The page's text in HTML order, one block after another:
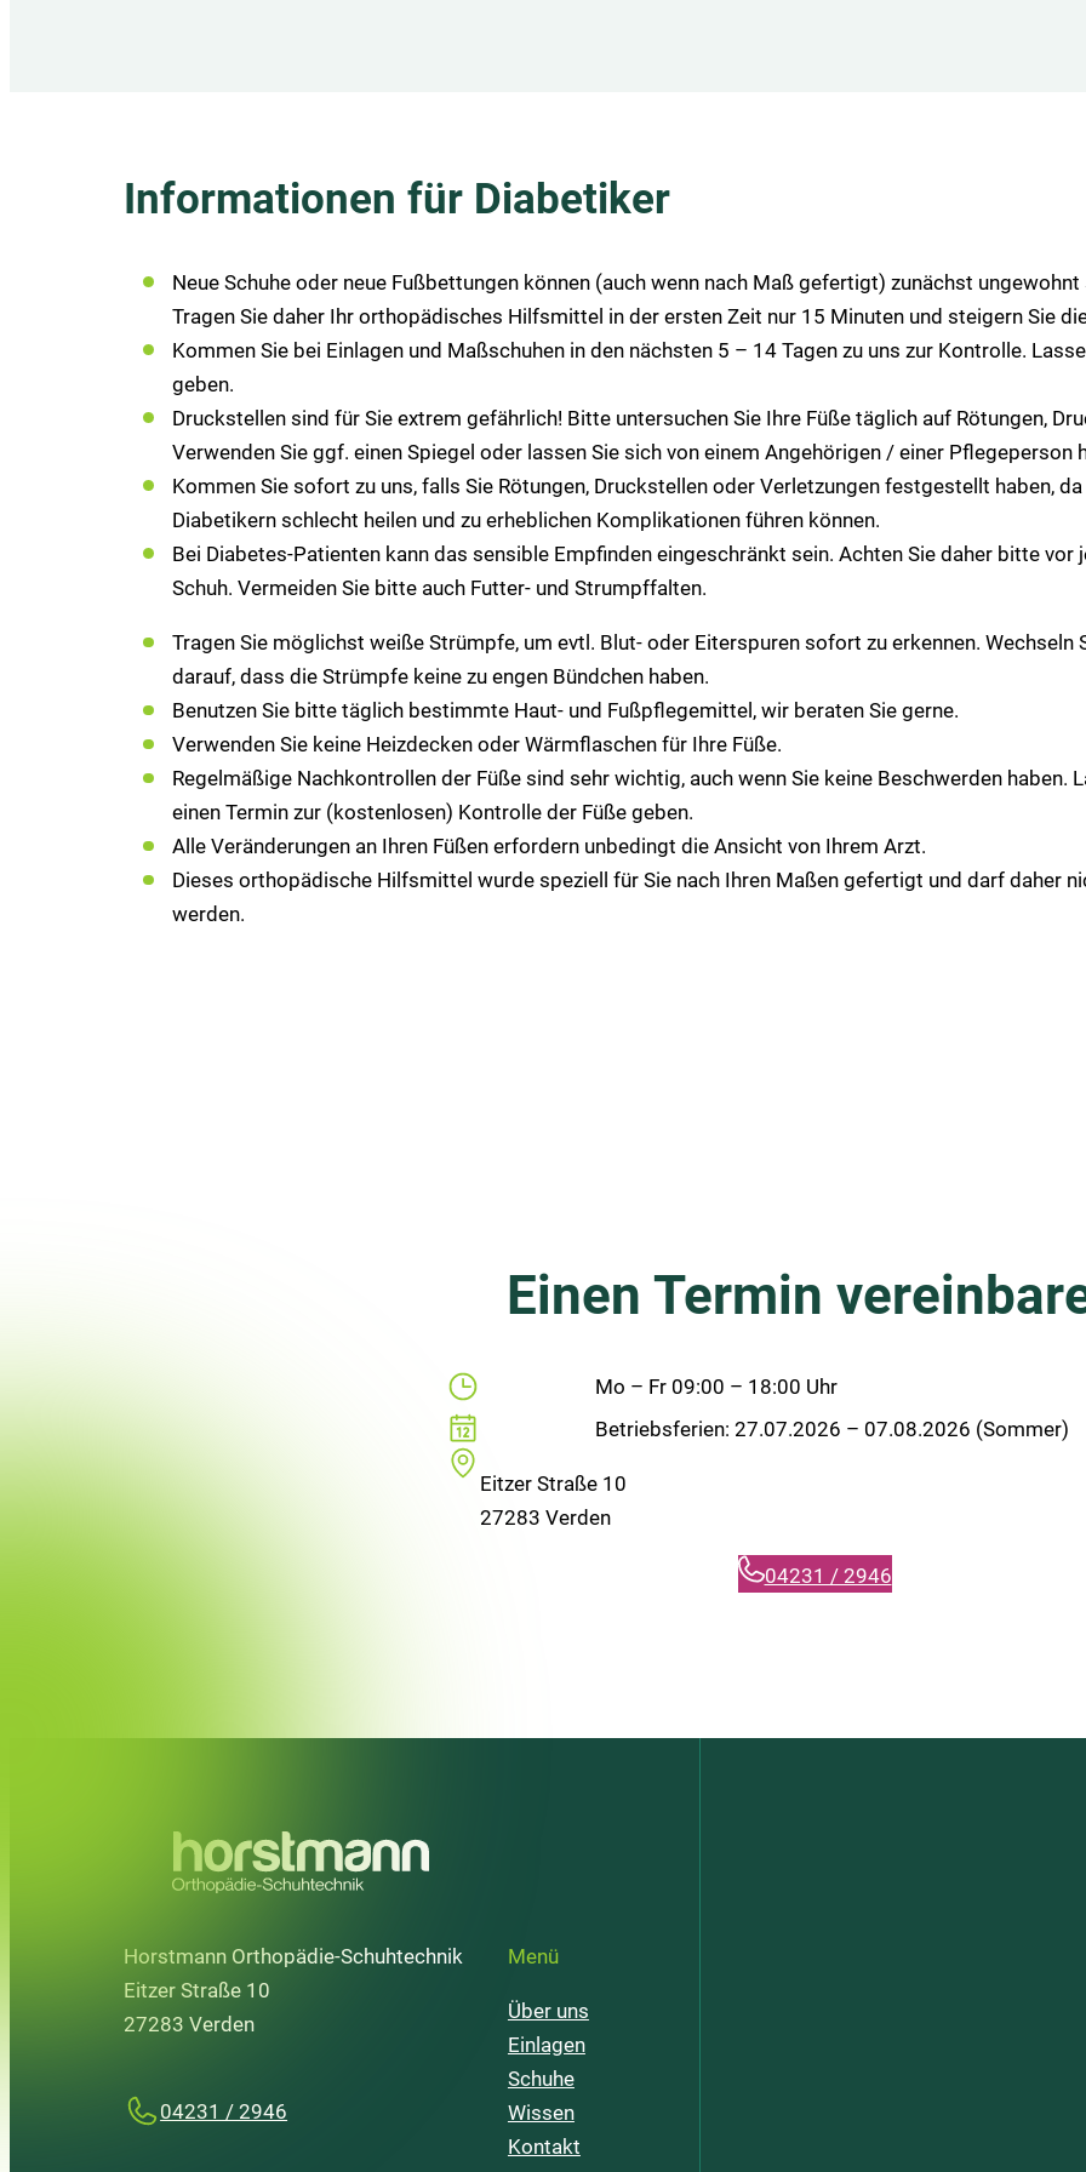
Informationen für Diabetiker
Neue Schuhe oder neue Fußbettungen können (auch wenn nach Maß gefertigt) zunächst
Tragen Sie daher Ihr orthopädisches Hilfsmittel in der ersten Zeit nur 15 Minuten und steigern Sie
Kommen Sie bei Einlagen und Maßschuhen in den nächsten 5 – 14 Tagen zu uns zur Kontrolle.
geben.
Druckstellen sind für Sie extrem gefährlich! Bitte untersuchen Sie Ihre Füße täglich auf Rötungen,
Verwenden Sie ggf. einen Spiegel oder lassen Sie sich von einem Angehörigen / einer Pflegeperson
Kommen Sie sofort zu uns, falls Sie Rötungen, Druckstellen oder Verletzungen festgestellt haben,
Diabetikern schlecht heilen und zu erheblichen Komplikationen führen können.
Bei Diabetes-Patienten kann das sensible Empfinden eingeschränkt sein. Achten Sie daher bitte
Schuh. Vermeiden Sie bitte auch Futter- und Strumpffalten.
Tragen Sie möglichst weiße Strümpfe, um evtl. Blut- oder Eiterspuren sofort zu erkennen. Wechseln
darauf, dass die Strümpfe keine zu engen Bündchen haben.
Benutzen Sie bitte täglich bestimmte Haut- und Fußpflegemittel, wir beraten Sie gerne.
Verwenden Sie keine Heizdecken oder Wärmflaschen für Ihre Füße.
Regelmäßige Nachkontrollen der Füße sind sehr wichtig, auch wenn Sie keine Beschwerden haben.
einen Termin zur (kostenlosen) Kontrolle der Füße geben.
Alle Veränderungen an Ihren Füßen erfordern unbedingt die Ansicht von Ihrem Arzt.
Dieses orthopädische Hilfsmittel wurde speziell für Sie nach Ihren Maßen gefertigt und darf daher
werden.
Einen Termin
Mo – Fr 09:00 – 18:00 Uhr
Betriebsferien: 27.07.2026 – 07.08.2026 (Sommer)
Eitzer Straße 10
27283 Verden
04231 / 2946
Horstmann Orthopädie-Schuhtechnik
Eitzer Straße 10
27283 Verden
04231 / 2946
Menü
Über uns
Einlagen
Schuhe
Wissen
Kontakt